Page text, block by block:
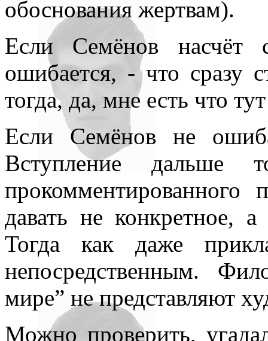
обоснования жертвам).
Если Семёнов насчёт
ошибается, - что сразу
тогда, да, мне есть что
Если Семёнов не
Вступление дальше
прокомментированного
давать не конкретное,
Тогда как даже
непосредственным.
мире” не представляют
Можно проверить,